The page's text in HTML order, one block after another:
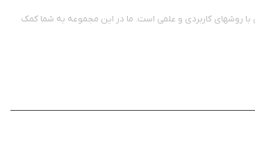
روشهای کاربردی و علمی است. ما در این مجموعه به شما کمک